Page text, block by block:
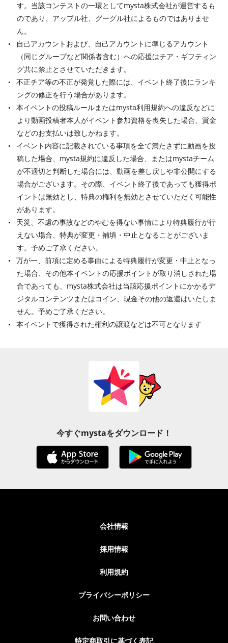
す。当該コンテストの一環としてmysta株式会社が運営するも
のであり、アップル社、グーグル社によるものではありませ
ん。
自己アカウントおよび、自己アカウントに準じるアカウント
（同じグループなど関係者含む）への応援はチア・ギフティン
グ共に禁止とさせていただきます。
不正チア等の不正が発覚した際には、イベント終了後にランキ
ングの修正を行う場合があります。
本イベントの投稿ルールまたはmysta利用規約への違反などに
より動画投稿者本人がイベント参加資格を喪失した場合、賞金
などのお支払いは致しかねます。
イベント内容に記載されている事項を全て満たさずに動画を投
稿した場合、mysta規約に違反した場合、またはmystaチーム
が不適切と判断した場合には、動画を差し戻しや非公開にする
場合がございます。その際、イベント終了後であっても獲得ポ
イントは無効とし、特典の権利を無効とさせていただく可能性
があります。
天災、不慮の事故などのやむを得ない事情により特典履行が行
えない場合、特典が変更・補填・中止となることがございま
す。予めご了承ください。
万が一、前項に定める事由による特典履行が変更・中止となっ
た場合、その他本イベントの応援ポイントが取り消しされた場
合であっても、mysta株式会社は当該応援ポイントにかかるデ
ジタルコンテンツまたはコイン、現金その他の返還はいたしま
せん。予めご了承ください。
本イベントで獲得された権利の譲渡などは不可となります
今すぐmystaをダウンロード！
会社情報
採用情報
利用規約
プライバシーポリシー
お問い合わせ
特定商取引に基づく表記